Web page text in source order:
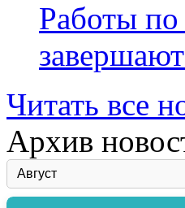
Работы
Читать все
Архив